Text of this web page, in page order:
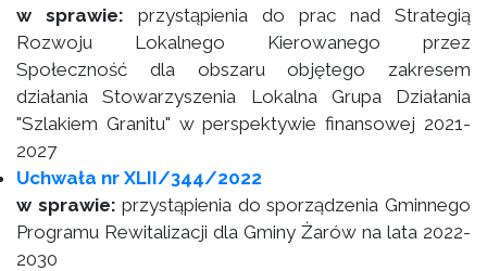
w sprawie: przystąpienia do prac nad Strategią
Rozwoju Lokalnego Kierowanego przez
Społeczność dla obszaru objętego zakresem
działania Stowarzyszenia Lokalna Grupa Działania
"Szlakiem Granitu" w perspektywie finansowej 2021-
2027
Uchwała nr XLII/344/2022
w sprawie: przystąpienia do sporządzenia Gminnego
Programu Rewitalizacji dla Gminy Żarów na lata 2022-
2030